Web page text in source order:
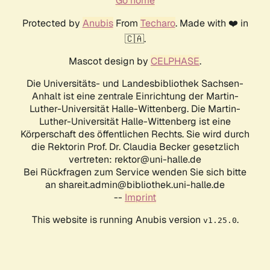
Protected by AnubisFrom Techaro. Made with ❤️ in
🇨🇦.
Mascot design by CELPHASE.
Die Universitäts- und Landesbibliothek Sachsen-
Anhalt ist eine zentrale Einrichtung der Martin-
Luther-Universität Halle-Wittenberg. Die Martin-
Luther-Universität Halle-Wittenberg ist eine
Körperschaft des öffentlichen Rechts. Sie wird durch
die Rektorin Prof. Dr. Claudia Becker gesetzlich
vertreten: rektor@uni-halle.de
Bei Rückfragen zum Service wenden Sie sich bitte
an shareit.admin@bibliothek.uni-halle.de
-- Imprint
This website is running Anubis version v1.25.0.